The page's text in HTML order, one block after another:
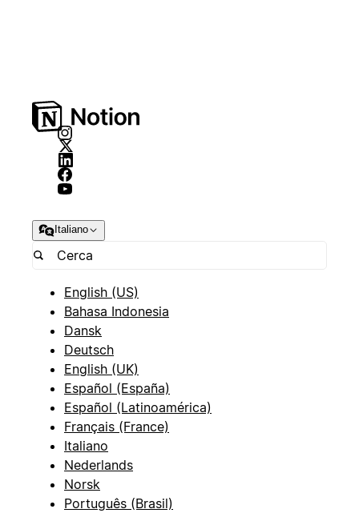
Italiano
English (US)
Bahasa Indonesia
Dansk
Deutsch
English (UK)
Español (España)
Español (Latinoamérica)
Français (France)
Italiano
Nederlands
Norsk
Português (Brasil)